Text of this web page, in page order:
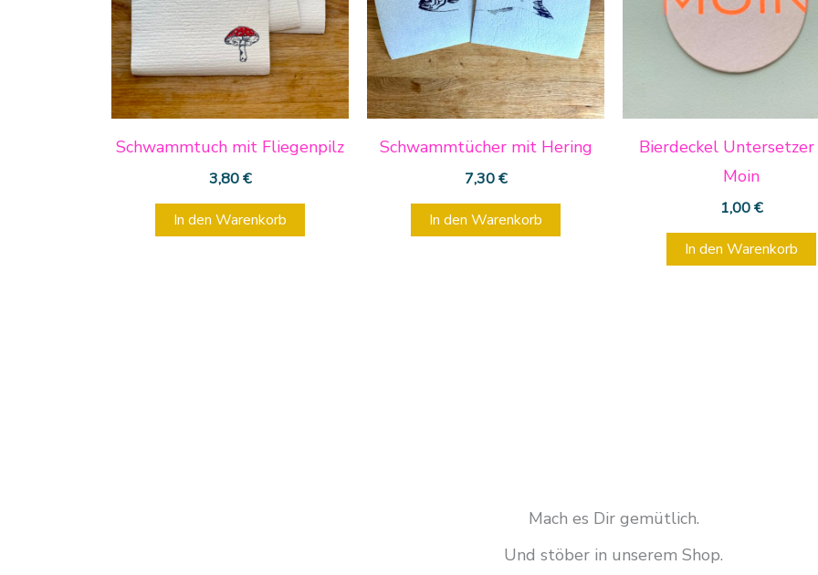
Schwammtuch mit Fliegenpilz
3,80€
In den Warenkorb
Schwammtücher mit Hering
7,30€
In den Warenkorb
Bierdeckel
Moin
1,00€
In den Warenkorb
Mach es Dir gemütlich.
Und stöber in unserem Shop.